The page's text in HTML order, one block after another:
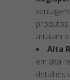
produtos
atraiam
Alta
em alta
detalhes